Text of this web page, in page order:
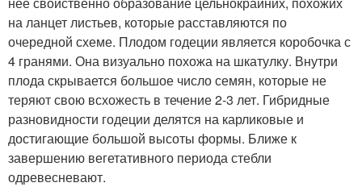
на ланцет листьев, которые расставляются по
очередной схеме. Плодом годеции является коробочка с
4 гранями. Она визуально похожа на шкатулку. Внутри
плода скрывается большое число семян, которые не
теряют свою всхожесть в течение 2-3 лет. Гибридные
разновидности годеции делятся на карликовые и
достигающие большой высоты формы. Ближе к
завершению вегетативного периода стебли
одревесневают.